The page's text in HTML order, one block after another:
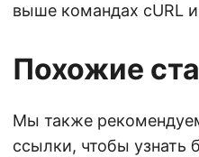
выше командах cURL
Похожие
Мы также
ссылки, чтобы узнать